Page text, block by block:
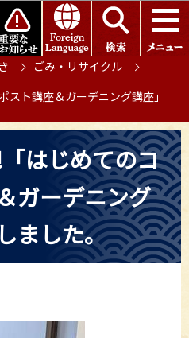
の本文へ移動
ごみ・リサイクル
ト講座＆ガーデニング講座」
はじめてのコ
ガーデニング
ました。